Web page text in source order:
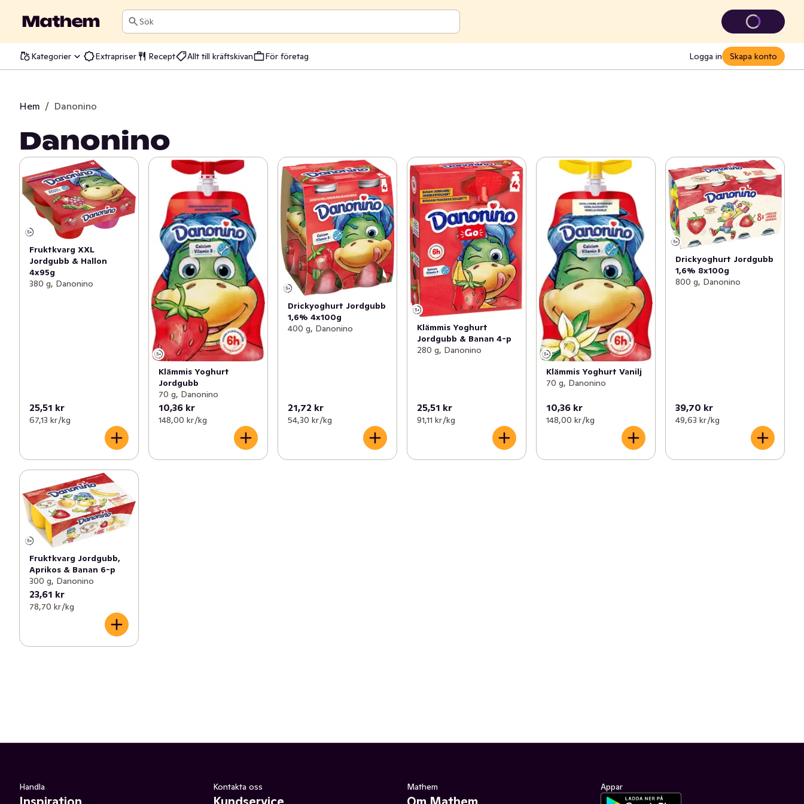
Sök
Kategorier Extrapriser Recept Allt till kräftskivan För företag Logga in Skapa konto
Hem / Danonino
Danonino
Fruktkvarg XXL
Jordgubb & Hallon
4x95g
380 g, Danonino
25,51 kr
67,13 kr /kg
Klämmis Yoghurt
Jordgubb
70 g, Danonino
10,36 kr
148,00 kr /kg
Drickyoghurt Jordgubb
1,6% 4x100g
400 g, Danonino
21,72 kr
54,30 kr /kg
Klämmis Yoghurt
Jordgubb & Banan 4-p
280 g, Danonino
25,51 kr
91,11 kr /kg
Klämmis Yoghurt Vanilj
70 g, Danonino
10,36 kr
148,00 kr /kg
Drickyoghurt Jordgubb
1,6% 8x100g
800 g, Danonino
39,70 kr
49,63 kr /kg
Fruktkvarg Jordgubb,
Aprikos & Banan 6-p
300 g, Danonino
23,61 kr
78,70 kr /kg
Handla Kontakta oss Mathem Appar